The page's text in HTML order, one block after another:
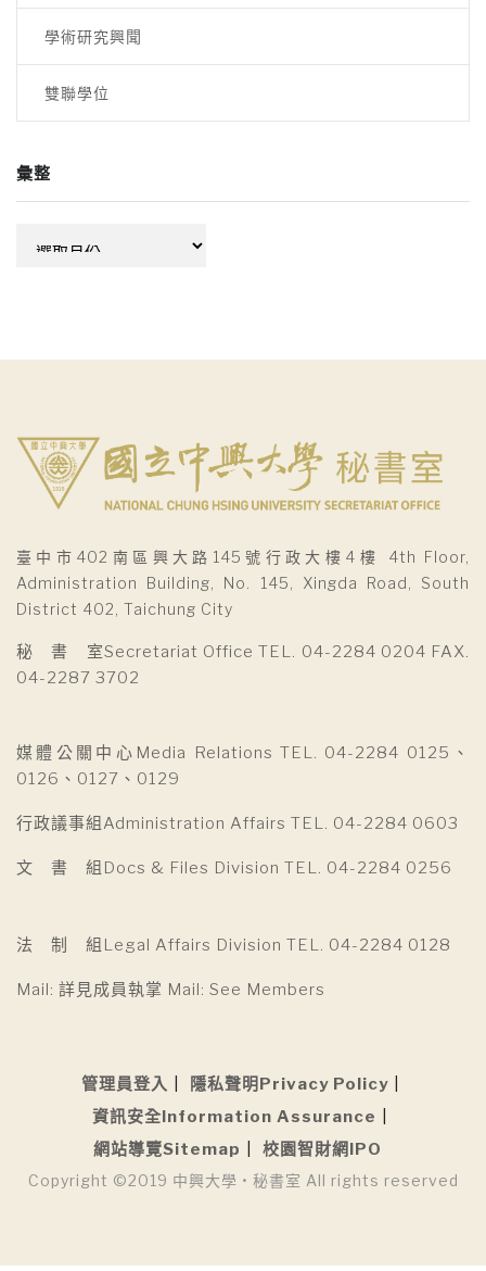
學術研究興聞
雙聯學位
彙整
臺中市402南區興大路145號行政大樓4樓 4th Floor,
Administration Building, No. 145, Xingda Road, South
District 402, Taichung City
秘 書 室Secretariat Office TEL. 04-2284 0204 FAX.
04-2287 3702
媒體公關中心Media Relations TEL. 04-2284 0125、
0126、0127、0129
行政議事組Administration Affairs TEL. 04-2284 0603
文 書 組Docs & Files Division TEL. 04-2284 0256
法 制 組Legal Affairs Division TEL. 04-2284 0128
Mail: 詳見成員執掌 Mail: See Members
管理員登入
隱私聲明Privacy Policy
資訊安全Information Assurance
網站導覽Sitemap
校園智財網IPO
Copyright ©2019 中興大學 • 秘書室 All rights reserved